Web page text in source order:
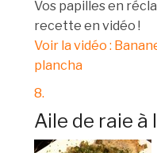
Vos papilles en
recette en vidéo !
Voir la vidéo :
plancha
8.
Aile de raie à